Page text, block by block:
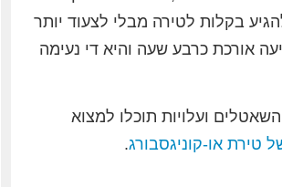
בקלות לטירה מבלי לצעוד יותר
אורכת כרבע שעה והיא די נעימה
ועלויות תוכלו למצוא
טירת או-קוניגסבורג.